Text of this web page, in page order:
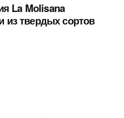
La Molisana
из твердых сортов